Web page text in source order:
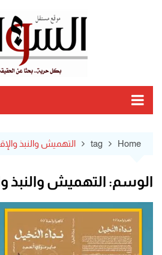
Home
tag التهميش والنبذ
الوسم: التهميش والنبذ